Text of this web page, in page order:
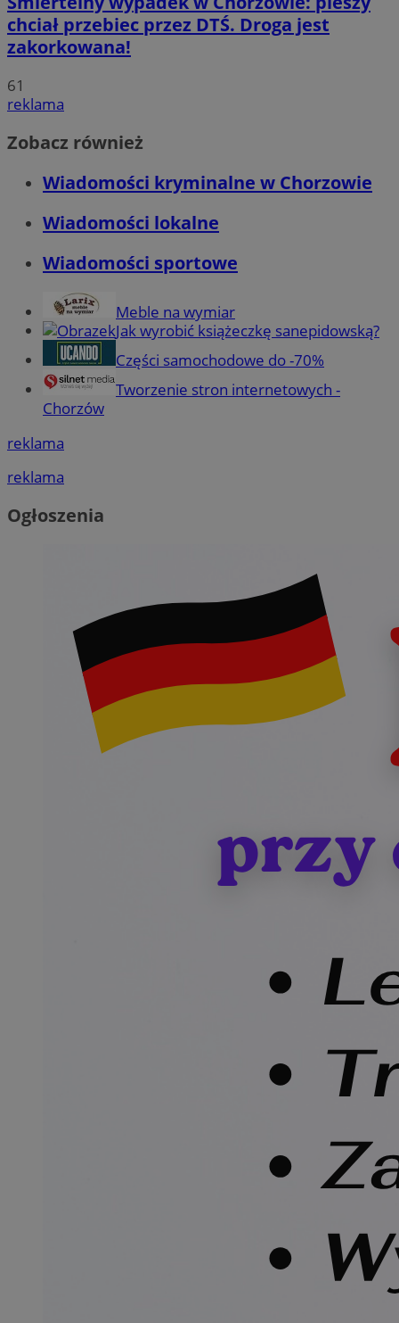
chciał przebiec przez DTŚ. Droga jest
zakorkowana!
61
reklama
Zobacz również
Wiadomości kryminalne w Chorzowie
Wiadomości lokalne
Wiadomości sportowe
Meble na wymiar
Jak wyrobić książeczkę sanepidowską?
Części samochodowe do -70%
Tworzenie stron internetowych -
Chorzów
reklama
reklama
Ogłoszenia